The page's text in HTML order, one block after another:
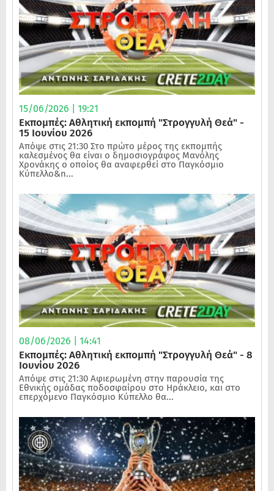
15/06/2026 | 19:21
Εκπομπές: Αθλητική εκπομπή "Στρογγυλή Θεά" -
15 Ιουνίου 2026
Απόψε στις 21:30 Στο πρώτο μέρος της εκπομπής
καλεσμένος θα είναι ο δημοσιογράφος Μανόλης
Χρονάκης ο οποίος θα αναφερθεί στο Παγκόσμιο
Κύπελλο&n...
08/06/2026 | 14:41
Εκπομπές: Αθλητική εκπομπή "Στρογγυλή Θεά" - 8
Ιουνίου 2026
Απόψε στις 21:30 Αφιερωμένη στην παρουσία της
Εθνικής ομάδας ποδοσφαίρου στο Ηράκλειο, και στο
επερχόμενο Παγκόσμιο Κύπελλο θα...